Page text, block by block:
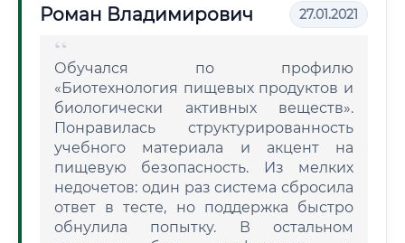
Роман Владимирович 27.01.2021
Обучался по профилю
«Биотехнология пищевых продуктов и
биологически активных веществ».
Понравилась структурированность
учебного материала и акцент на
пищевую безопасность. Из мелких
недочетов: один раз система сбросила
ответ в тесте, но поддержка быстро
обнулила попытку. В остальном